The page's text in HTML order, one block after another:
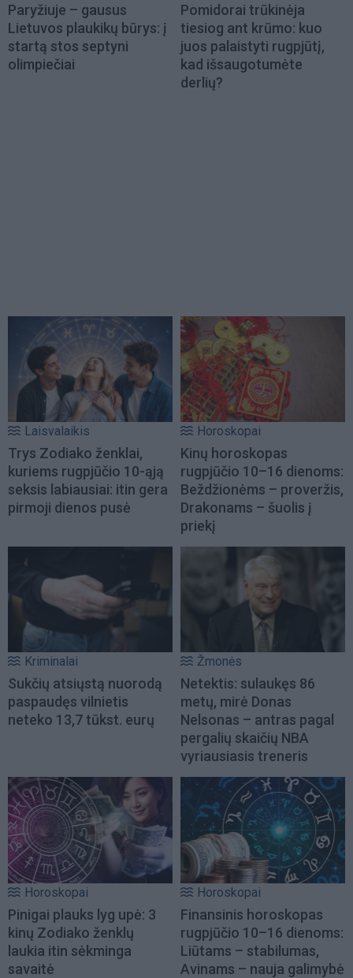
Paryžiuje – gausus
Lietuvos plaukikų būrys: į
startą stos septyni
olimpiečiai
Pomidorai trūkinėja
tiesiog ant krūmo: kuo
juos palaistyti rugpjūtį,
kad išsaugotumėte
derlių?
Laisvalaikis
Trys Zodiako ženklai,
kuriems rugpjūčio 10-ąją
seksis labiausiai: itin gera
pirmoji dienos pusė
Horoskopai
Kinų horoskopas
rugpjūčio 10–16 dienoms:
Beždžionėms – proveržis,
Drakonams – šuolis į
priekį
Kriminalai
Sukčių atsiųstą nuorodą
paspaudęs vilnietis
neteko 13,7 tūkst. eurų
Žmonės
Netektis: sulaukęs 86
metų, mirė Donas
Nelsonas – antras pagal
pergalių skaičių NBA
vyriausiasis treneris
Horoskopai
Pinigai plauks lyg upė: 3
kinų Zodiako ženklų
laukia itin sėkminga
savaitė
Horoskopai
Finansinis horoskopas
rugpjūčio 10–16 dienoms:
Liūtams – stabilumas,
Avinams – nauja galimybė